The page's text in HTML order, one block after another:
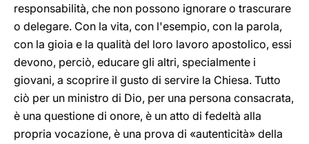
responsabilità, che non possono ignorare o trascurare
o delegare. Con la vita, con l'esempio, con la parola,
con la gioia e la qualità del loro lavoro apostolico, essi
devono, perciò, educare gli altri, specialmente i
giovani, a scoprire il gusto di servire la Chiesa. Tutto
ciò per un ministro di Dio, per una persona consacrata,
è una questione di onore, è un atto di fedeltà alla
propria vocazione, è una prova di «autenticità» della